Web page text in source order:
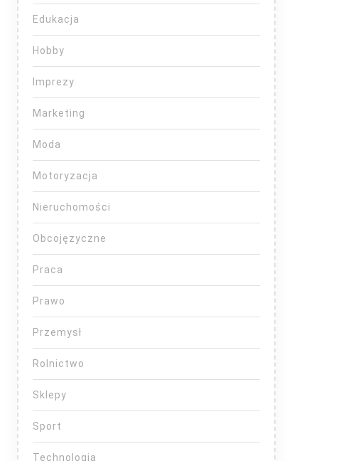
Edukacja
Hobby
Imprezy
Marketing
Moda
Motoryzacja
Nieruchomości
Obcojęzyczne
Praca
Prawo
Przemysł
Rolnictwo
Sklepy
Sport
Technologia